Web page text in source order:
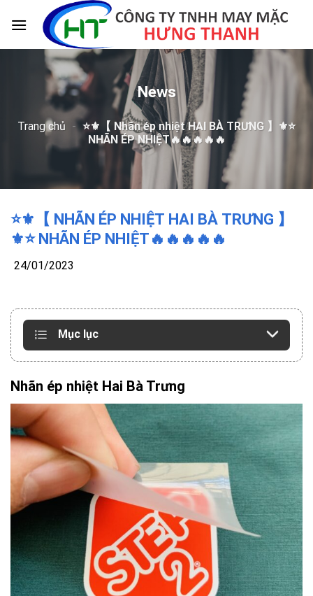
News
Trang chủ - ⭐️⚜️【 Nhãn ép nhiệt HAI BÀ TRƯNG 】⚜️⭐️
NHÃN ÉP NHIỆT🔥🔥🔥🔥🔥
⭐️⚜️【 NHÃN ÉP NHIỆT HAI BÀ TRƯNG 】
⚜️⭐️ NHÃN ÉP NHIỆT🔥🔥🔥🔥🔥
24/01/2023
Mục lục
Nhãn ép nhiệt Hai Bà Trưng